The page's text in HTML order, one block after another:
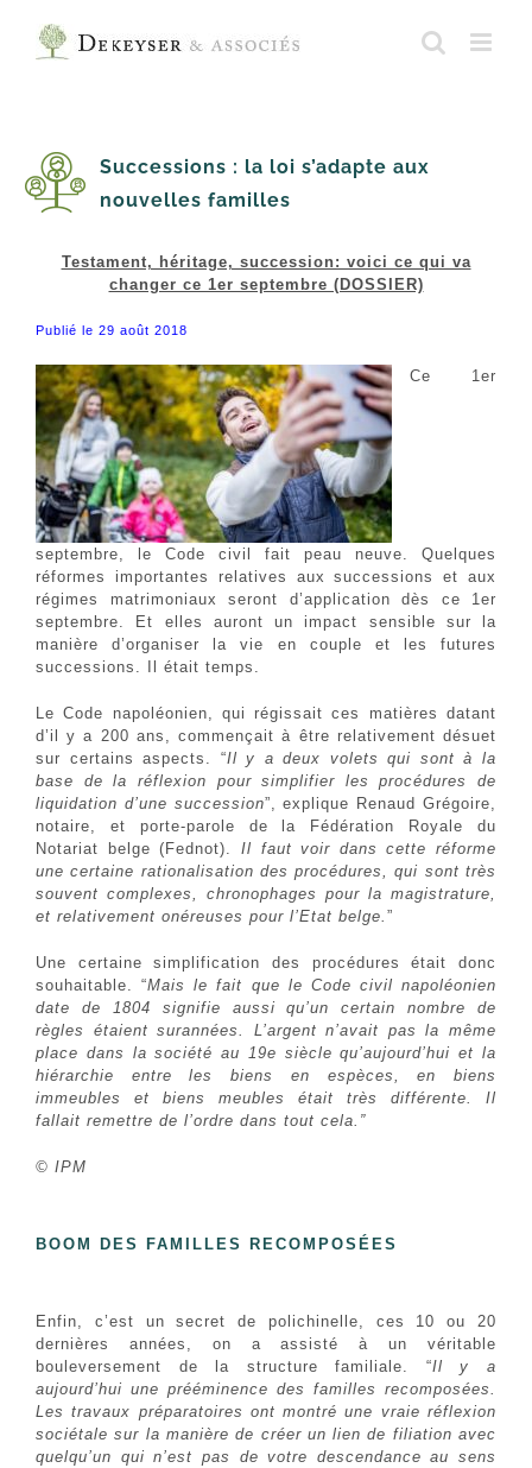
content
Successions : la loi s’adapte aux
nouvelles familles
Testament, héritage, succession: voici ce qui va
changer ce 1er septembre (DOSSIER)
Publié le 29 août 2018
Ce 1er
septembre, le Code civil fait peau neuve. Quelques
réformes importantes relatives aux successions et aux
régimes matrimoniaux seront d’application dès ce 1er
septembre. Et elles auront un impact sensible sur la
manière d’organiser la vie en couple et les futures
successions. Il était temps.
Le Code napoléonien, qui régissait ces matières datant
d’il y a 200 ans, commençait à être relativement désuet
sur certains aspects. “Il y a deux volets qui sont à la
base de la réflexion pour simplifier les procédures de
liquidation d’une succession”, explique Renaud Grégoire,
notaire, et porte-parole de la Fédération Royale du
Notariat belge (Fednot). Il faut voir dans cette réforme
une certaine rationalisation des procédures, qui sont très
souvent complexes, chronophages pour la magistrature,
et relativement onéreuses pour l’Etat belge. ”
Une certaine simplification des procédures était donc
souhaitable. “Mais le fait que le Code civil napoléonien
date de 1804 signifie aussi qu’un certain nombre de
règles étaient surannées. L’argent n’avait pas la même
place dans la société au 19e siècle qu’aujourd’hui et la
hiérarchie entre les biens en espèces, en biens
immeubles et biens meubles était très différente. Il
fallait remettre de l’ordre dans tout cela.”
© IPM
BOOM DES FAMILLES RECOMPOSÉES
Enfin, c’est un secret de polichinelle, ces 10 ou 20
dernières années, on a assisté à un véritable
bouleversement de la structure familiale. “Il y a
aujourd’hui une prééminence des familles recomposées.
Les travaux préparatoires ont montré une vraie réflexion
sociétale sur la manière de créer un lien de filiation avec
quelqu’un qui n’est pas de votre descendance au sens